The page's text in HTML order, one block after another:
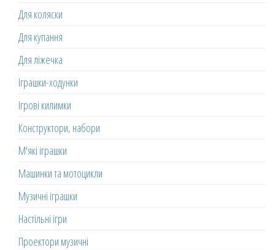
Для коляски
Для купання
Для ліжечка
Іграшки-ходунки
Ігрові килимки
Конструктори, набори
М'які іграшки
Машинки та мотоцикли
Музичні іграшки
Настільні ігри
Проектори музичні